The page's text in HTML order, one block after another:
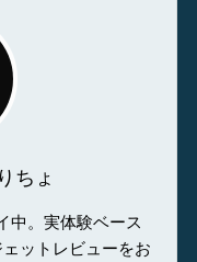
ちょ
中。実体験ベース
ットレビューをお